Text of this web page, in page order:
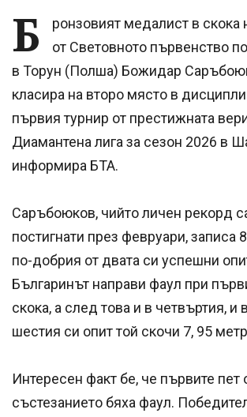
Б
ронзовият медалист в
от Световното първенство
в Торун (Полша) Божидар
класира на второ място в
първия турнир от престижната
Диамантена лига за сезон 2026 в
информира БТА.
Саръбоюков, чийто личен рекорд
постигнати през февруари, записа
по-добрия от двата си успешни
Българинът направи фаул при
скока, а след това и в четвъртия, и
шестия си опит той скочи 7, 95
Интересен факт бе, че първите пет
състезанието бяха фаул.